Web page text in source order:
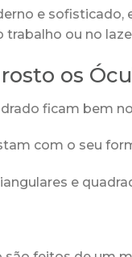
e
ou no
os
ficam bem
com o seu
e